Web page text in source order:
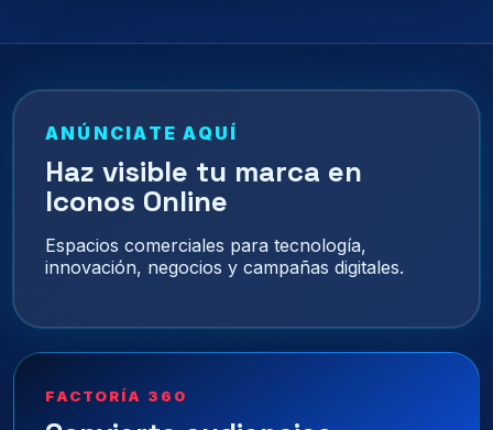
ANÚNCIATE AQUÍ
Haz visible tu marca en
Iconos Online
Espacios comerciales para tecnología,
innovación, negocios y campañas digitales.
FACTORÍA 360